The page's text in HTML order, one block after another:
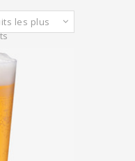
les plus